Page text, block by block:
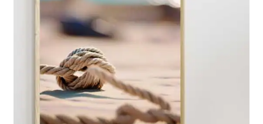
Impressum
Mein Konto